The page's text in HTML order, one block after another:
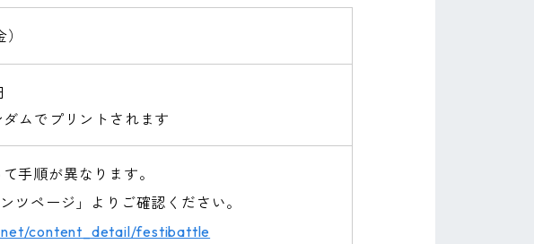
ムでプリントされます
手順が異なります。
ツページ」よりご確認ください。
content_detail/festibattle